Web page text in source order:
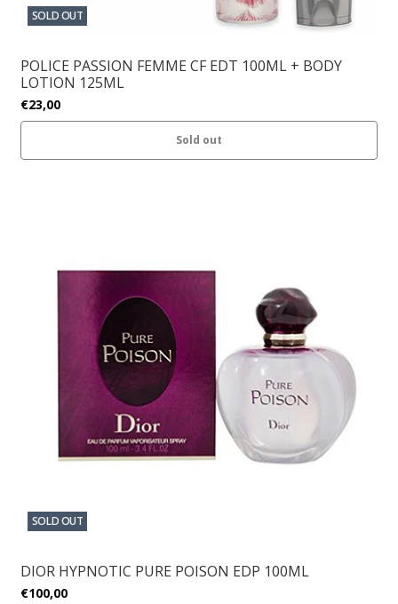
SOLD OUT
POLICE PASSION FEMME CF EDT 100ML + BODY
LOTION 125ML
€23,00
Sold out
SOLD OUT
DIOR HYPNOTIC PURE POISON EDP 100ML
€100,00